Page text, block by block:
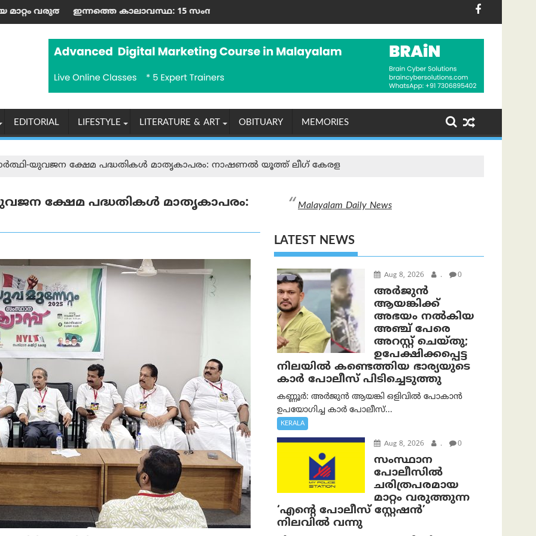
പോലീസ് പിടിച്ചെടുത്തു
സ്റ്റേഷൻ' നിലവില്‍ വന്നു
15 സംസ്ഥാനങ്ങളിൽ കനത്ത മഴയ്ക്കും കൊടുങ്കാറ്റിനും സാധ്യത, മൺസൂൺ സജീവമാകുന്നു
റഷ്യയ്‌ക്കെതിരെ അമേരിക്ക: ഇന്ത്യയും ചൈനയും ഉൾപ്പെടെയുള്ള രാജ്യങ്ങളുടെ
"ബന്ധങ്ങളെ നമുക്ക്
EDITORIAL LIFESTYLE LITERATURE & ART OBITUARY MEMORIES
യുവജന ക്ഷേമ പദ്ധതികൾ മാതൃകാപരം: നാഷണൽ യൂത്ത് ലീഗ് കേരള
യുവജന ക്ഷേമ പദ്ധതികൾ മാതൃകാപരം:
Malayalam Daily News
LATEST NEWS
Aug 8, 2026 . 0
അര്‍ജുന്‍
ആയങ്കിക്ക്
അഭയം നല്‍കിയ
അഞ്ച് പേരെ
അറസ്റ്റ് ചെയ്തു;
ഉപേക്ഷിക്കപ്പെട്ട
നിലയില്‍ കണ്ടെത്തിയ ഭാര്യയുടെ
കാര്‍ പോലീസ് പിടിച്ചെടുത്തു
കണ്ണൂർ: അർജുൻ ആയങ്കി ഒളിവിൽ പോകാൻ
ഉപയോഗിച്ച കാർ പോലീസ്...
KERALA
Aug 8, 2026 . 0
സംസ്ഥാന
പോലീസിൽ
ചരിത്രപരമായ
മാറ്റം വരുത്തുന്ന
‘എന്റെ പോലീസ് സ്റ്റേഷൻ’
നിലവില്‍ വന്നു